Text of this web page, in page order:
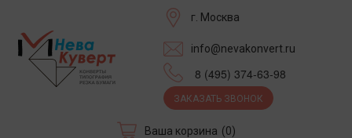
г. Москва
info@nevakonvert.ru
8 (495) 374-63-98
ЗАКАЗАТЬ ЗВОНОК
Ваша корзина (0)